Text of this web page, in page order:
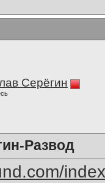
Серёгин
Развод